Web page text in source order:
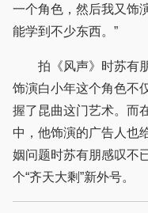
一个角色，然后我又饰
能学到不少东西。”
拍《风声》时苏有朋
饰演白小年这个角色不
握了昆曲这门艺术。而
中，他饰演的广告人也
姻问题时苏有朋感叹不
个“齐天大剩”新外号。